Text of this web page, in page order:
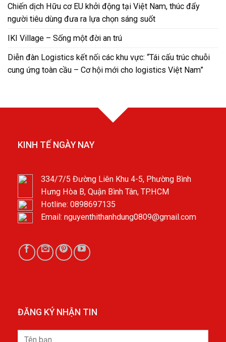
Chiến dịch Hữu cơ EU khởi động tại Việt Nam, thúc đẩy
người tiêu dùng đưa ra lựa chọn sáng suốt
IKI Village – Sống một đời an trú
Diễn đàn Logistics kết nối các khu vực: “Tái cấu trúc chuỗi
cung ứng toàn cầu – Cơ hội mới cho logistics Việt Nam”
KINH TẾ NGÀY NAY
334/7/5 Đường Liên Khu 4-5, Phường Bình
Hưng Hòa B, Quận Bình Tân, TP.HCM
Hotline: 0898697135
Email: nguyenthithanhdung0809@gmail.com
ĐĂNG KÝ NHẬN TIN